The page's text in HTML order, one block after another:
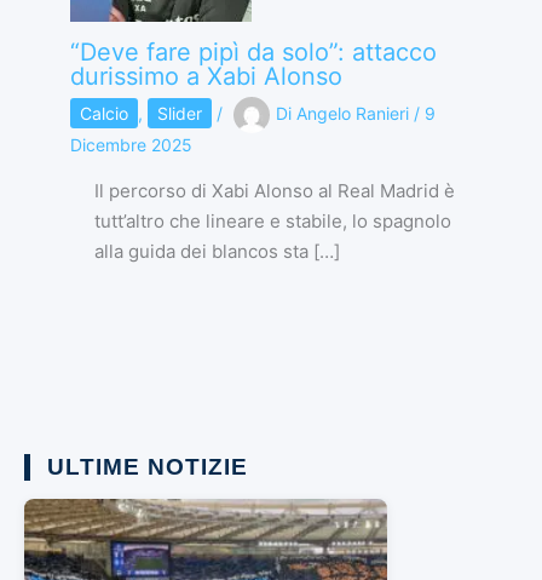
“Deve fare pipì da solo”: attacco
durissimo a Xabi Alonso
Calcio , Slider / Di Angelo Ranieri / 9
Dicembre 2025
Il percorso di Xabi Alonso al Real Madrid è
tutt’altro che lineare e stabile, lo spagnolo
alla guida dei blancos sta […]
ULTIME NOTIZIE